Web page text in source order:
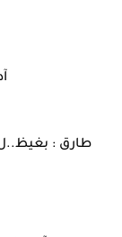
طارق : بغيظ..ل